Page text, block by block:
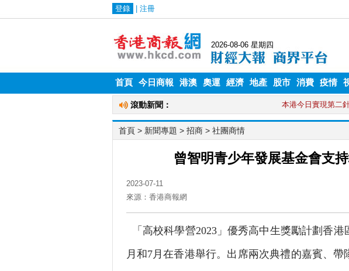
首頁 今日商報 港澳 奧運 經濟 地產 股市 消費 疫情
首頁 > 新聞專題 > 招商 > 社團商情
曾智明青少年發展基金會支
2023-07-11
來源：香港商報網
「高校科學營2023」優秀高中生獎勵計劃香
月和7月在香港舉行。出席兩次典禮的嘉賓、帶